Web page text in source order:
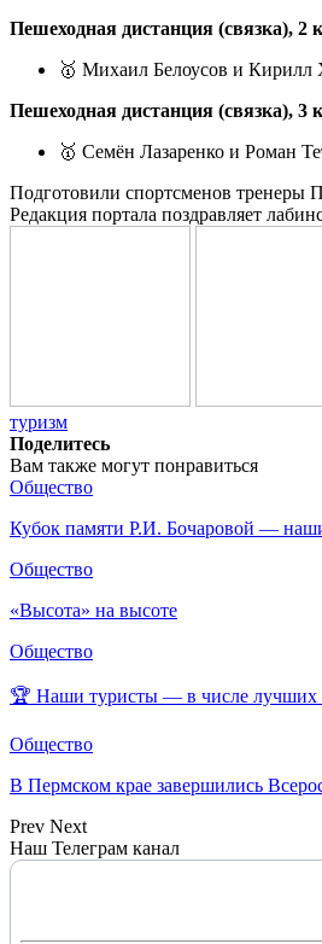
Пешеходная дистанция (связка), 2
🥇 Михаил Белоусов и
Пешеходная дистанция (связка), 3
🥇 Семён Лазаренко и Роман
Подготовили спортсменов тренеры
Редакция портала поздравляет
туризм
Поделитесь
Вам также могут понравиться
Общество
Кубок памяти Р.И. Бочаровой —
Общество
«Высота» на высоте
Общество
🏆 Наши туристы — в числе лучших
Общество
В Пермском крае завершились
Prev Next
Наш Телеграм канал